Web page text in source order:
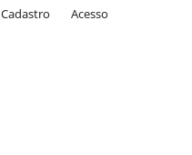
Cadastro Acesso